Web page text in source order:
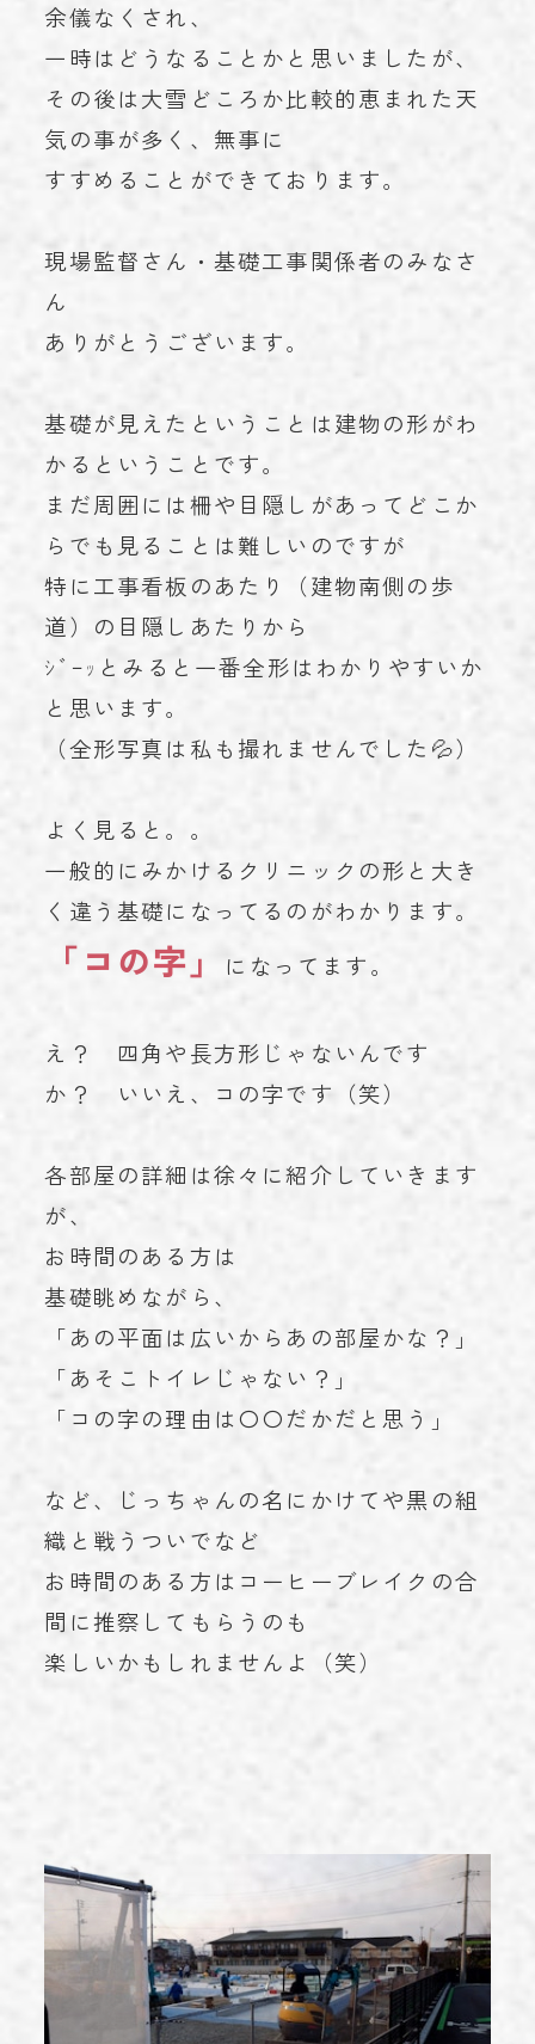
余儀なくされ、
一時はどうなることかと思いましたが、
その後は大雪どころか比較的恵まれた天
気の事が多く、無事に
すすめることができております。
現場監督さん・基礎工事関係者のみなさ
ん
ありがとうございます。
基礎が見えたということは建物の形がわ
かるということです。
まだ周囲には柵や目隠しがあってどこか
らでも見ることは難しいのですが
特に工事看板のあたり（建物南側の歩
道）の目隠しあたりから
ｼﾞｰｯとみると一番全形はわかりやすいか
と思います。
（全形写真は私も撮れませんでした💦）
よく見ると。。
一般的にみかけるクリニックの形と大き
く違う基礎になってるのがわかります。
「コの字」 になってます。
え？ 四角や長方形じゃないんです
か？ いいえ、コの字です（笑）
各部屋の詳細は徐々に紹介していきます
が、
お時間のある方は
基礎眺めながら、
「あの平面は広いからあの部屋かな？」
「あそこトイレじゃない？」
「コの字の理由は〇〇だかだと思う」
など、じっちゃんの名にかけてや黒の組
織と戦うついでなど
お時間のある方はコーヒーブレイクの合
間に推察してもらうのも
楽しいかもしれませんよ（笑）